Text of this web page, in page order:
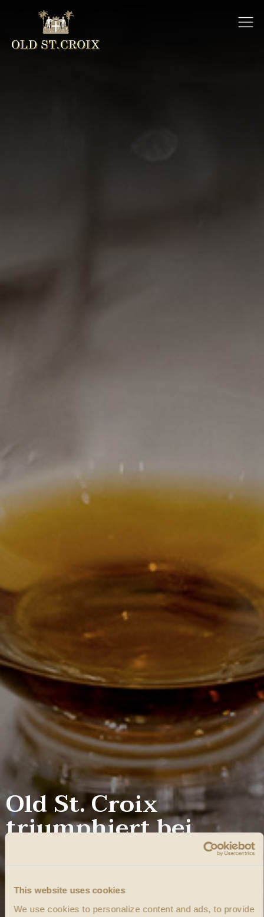
This website uses cookies
We use cookies to personalize content and ads, to provide
Old St. Croix
triumphiert bei
Reserve mit ISW Gold Award ausgezeichnet.